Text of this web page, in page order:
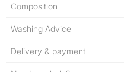
Composition
Washing Advice
Delivery & payment